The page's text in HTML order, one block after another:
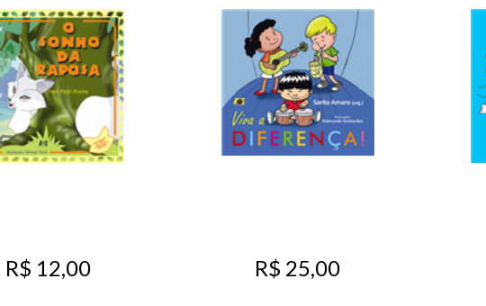
R$ 12,00 R$ 25,00